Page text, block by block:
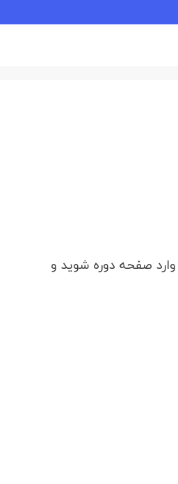
صفحه دوره شوید و